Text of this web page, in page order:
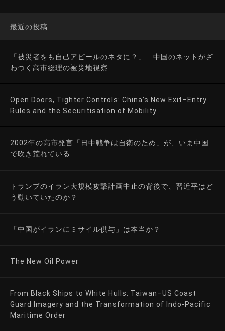
最近の投稿
「被災者をも自己アピールのネタに？」 中国のネットがざ
わつく高市総理の被災地視察
Open Doors, Tighter Controls: China’s New Exit–Entry
Rules and the Securitisation of Mobility
2002年の高市発言「日中戦争は自衛のため」が、いま中国
で吹き荒れている
トランプのイラン大規模攻撃計画中止の背後で、習近平はど
う動いていたのか？
「中国がイランにミサイル供与」は本当か？
The New Oil Power
From Black Ships to White Hulls: Taiwan–US Coast
Guard Imagery and the Transformation of Indo-Pacific
Maritime Order